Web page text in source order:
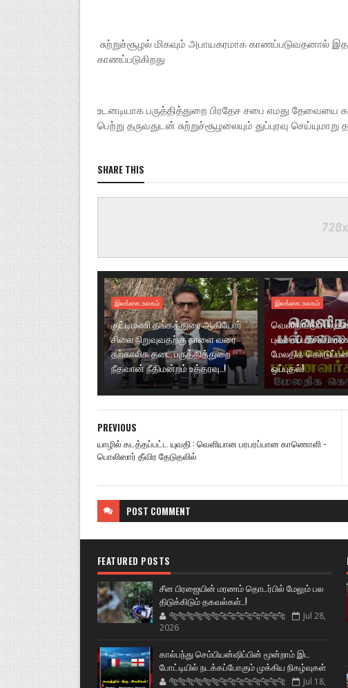
சுற்றுச்சூழல் மிகவும் அபாயகரமாக காணப்படுவதனால்
காணப்படுகிறது
உடனடியாக பருத்தித்துறை பிரதேச சபை எமது
பெற்று தருவதுடன் சுற்றுச்சூழலையும் துப்புரவு
SHARE THIS
இலங்கை.உலகம்
குட்டிமணி தங்கத்துரை ஆகியோர்
சிலை நிறுவுவதற்கு நாளை வரை
தற்காலிக தடை பருத்தித்துறை
நீதவான் நீதிமன்றம் உத்தரவு..!
இலங்கை.உலகம்
வெளிநாட்டுப்
புலமைப்பரிசில்
மேலதிக
ஒப்புதல்!
PREVIOUS
யாழில் கடத்தப்பட்ட யுவதி : வெளியான பரபரப்பான காணொளி -
பொலிஸார் தீவிர தேடுதலில்
POST COMMENT
FEATURED POSTS
சீன பிரஜையின் மரணம் தொடர்பில் மேலும் பல
திடுக்கிடும் தகவல்கள்..!
🐅🐅🐅🐅🐅🐅🐆🐆🐆🐆🐆🐆🐆🐆
Jul 28,
2026
கால்பந்து செம்பியன்ஷிப்பின் மூன்றாம் இட
போட்டியில் நடக்கப்போகும் முக்கிய நிகழ்வுகள்
🐅🐅🐅🐅🐅🐅🐆🐆🐆🐆🐆🐆🐆🐆
Jul 18,